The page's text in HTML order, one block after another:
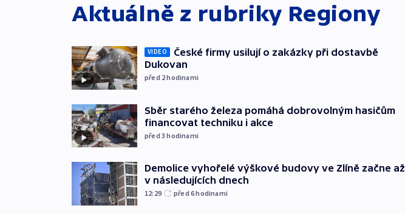
Aktuálně z rubriky Regiony
VIDEO
České firmy usilují o zakázky při dostavbě
Dukovan
před 2hodinami
Sběr starého železa pomáhá dobrovolným hasičům
financovat techniku i akce
před 3hodinami
Demolice vyhořelé výškové budovy ve Zlíně začne až
v následujících dnech
12:29 před 6hodinami